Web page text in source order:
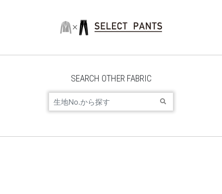
SEARCH OTHER FABRIC